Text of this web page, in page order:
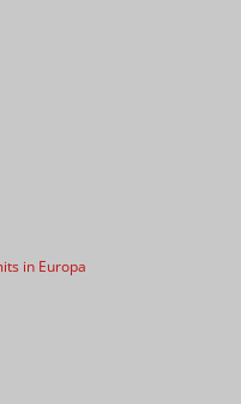
in Europa